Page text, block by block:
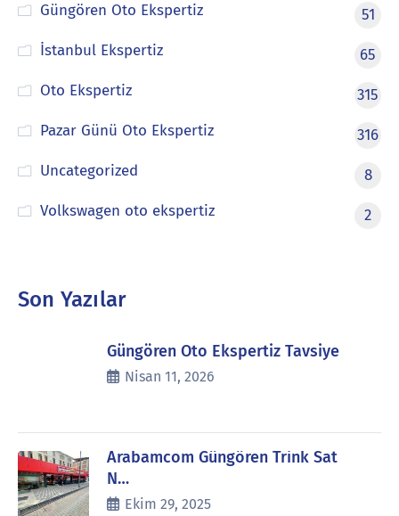
Güngören Oto Ekspertiz
51
İstanbul Ekspertiz
65
Oto Ekspertiz
315
Pazar Günü Oto Ekspertiz
316
Uncategorized
8
Volkswagen oto ekspertiz
2
Son Yazılar
Güngören Oto Ekspertiz Tavsiye
Nisan 11, 2026
Arabamcom Güngören Trink Sat
N…
Ekim 29, 2025